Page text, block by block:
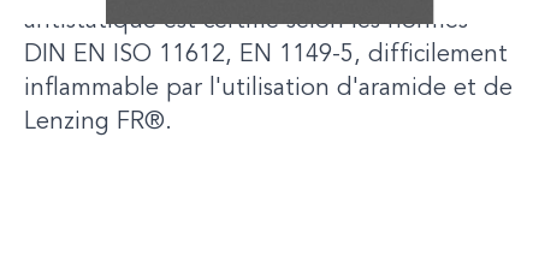
antistatique est certifié selon les normes
DIN EN ISO 11612, EN 1149-5, difficilement
inflammable par l'utilisation d'aramide et de
Lenzing FR®.